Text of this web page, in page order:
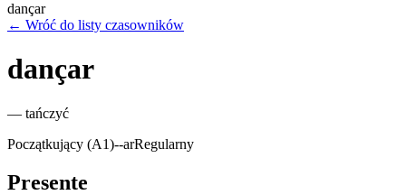
dançar
← Wróć do listy czasowników
dançar
— tańczyć
Początkujący (A1)--arRegularny
Presente